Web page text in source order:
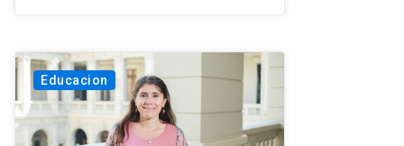
Educacion